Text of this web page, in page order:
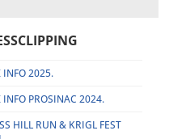
INFO 2025.
INFO PROSINAC 2024.
HILL RUN & KRIGL FEST